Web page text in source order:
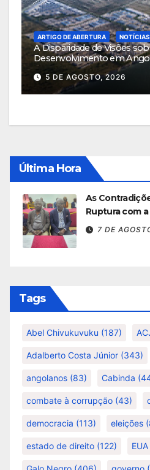
ARTIGO DE ABERTURA NOTÍCIAS
A Disparidade de Visões
Desenvolvimento em
5 DE AGOSTO, 2026
Última Hora
As
Ruptura com a
7 DE
Tags
Abel Chivukuvuku (187)
Adalberto Costa Júnior (343)
angolanos (83) Cabinda
combate à corrupção (43)
democracia (113) eleições
estado de direito (122) EUA